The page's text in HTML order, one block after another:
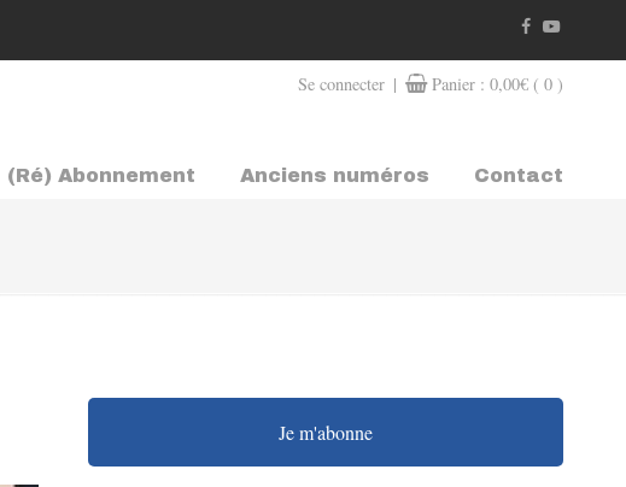
Se connecter | Panier : 0,00€ ( 0 )
(Ré) Abonnement Anciens numéros Contact
Je m'abonne